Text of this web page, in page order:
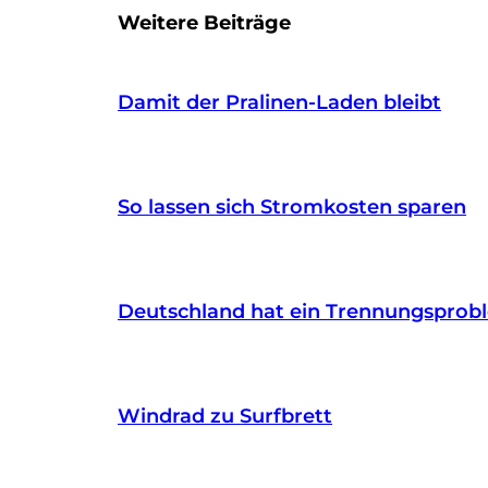
Weitere Beiträge
Damit der Pralinen-Laden bleibt
So lassen sich Stromkosten sparen
Deutschland hat ein
Windrad zu Surfbrett